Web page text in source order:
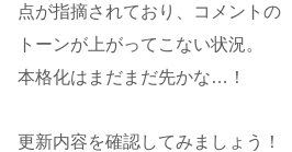
点が指摘されており、コメントの
トーンが上がってこない状況。
本格化はまだまだ先かな…！
更新内容を確認してみましょう！